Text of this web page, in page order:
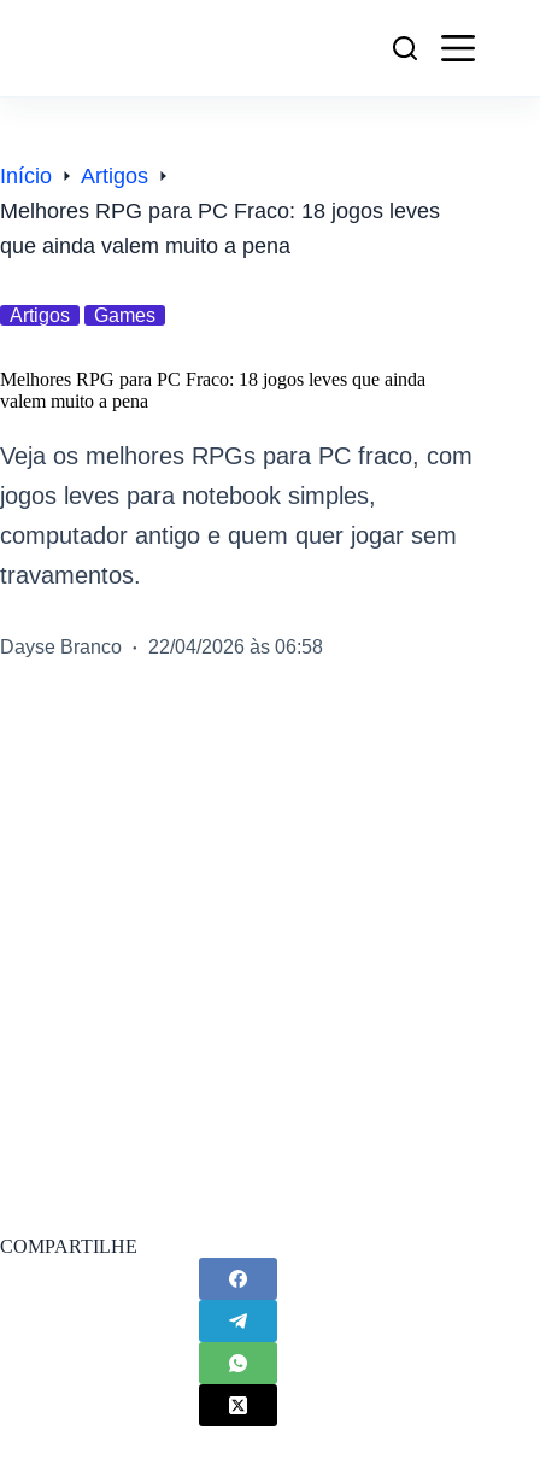
Início
Artigos
Melhores RPG para PC Fraco: 18 jogos leves
que ainda valem muito a pena
Artigos Games
Melhores RPG para PC Fraco: 18 jogos leves que ainda
valem muito a pena
Veja os melhores RPGs para PC fraco, com
jogos leves para notebook simples,
computador antigo e quem quer jogar sem
travamentos.
Dayse Branco 22/04/2026 às 06:58
COMPARTILHE